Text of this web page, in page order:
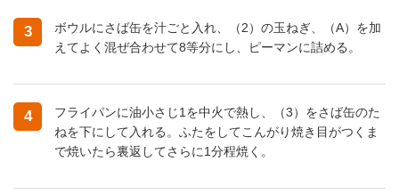
3
ボウルにさば缶を汁ごと入れ、（2）の玉ねぎ、（A）を加
えてよく混ぜ合わせて8等分にし、ピーマンに詰める。
4
フライパンに油小さじ1を中火で熱し、（3）をさば缶のた
ねを下にして入れる。ふたをしてこんがり焼き目がつくま
で焼いたら裏返してさらに1分程焼く。